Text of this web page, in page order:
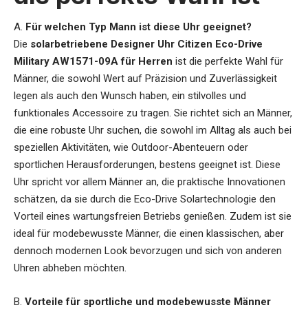
A. Für welchen Typ Mann ist diese Uhr geeignet?
Die solarbetriebene Designer Uhr Citizen Eco-Drive
Military AW1571-09A für Herren ist die perfekte Wahl für
Männer, die sowohl Wert auf Präzision und Zuverlässigkeit
legen als auch den Wunsch haben, ein stilvolles und
funktionales Accessoire zu tragen. Sie richtet sich an Männer,
die eine robuste Uhr suchen, die sowohl im Alltag als auch bei
speziellen Aktivitäten, wie Outdoor-Abenteuern oder
sportlichen Herausforderungen, bestens geeignet ist. Diese
Uhr spricht vor allem Männer an, die praktische Innovationen
schätzen, da sie durch die Eco-Drive Solartechnologie den
Vorteil eines wartungsfreien Betriebs genießen. Zudem ist sie
ideal für modebewusste Männer, die einen klassischen, aber
dennoch modernen Look bevorzugen und sich von anderen
Uhren abheben möchten.
B. Vorteile für sportliche und modebewusste Männer